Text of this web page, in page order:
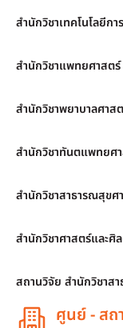
สำนักวิชาเทคโนโลยีกา
สำนักวิชาแพทยศาสตร์
สำนักวิชาพยาบาลศาส
สำนักวิชาทันตแพทยศ
สำนักวิชาสาธารณสุขศ
สำนักวิชาศาสตร์และศิ
สถานวิจัย สำนักวิชาส
ศูนย์ - สถ